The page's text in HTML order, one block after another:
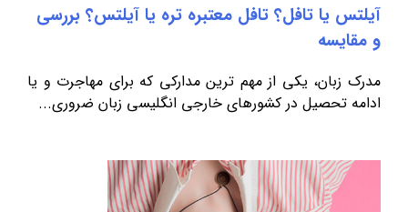
آیلتس یا تافل؟ تافل معتبره تره یا آیلتس؟ بررسی
و مقایسه
مدرک زبان، یکی از مهم ترین مدارکی که برای مهاجرت و یا
ادامه تحصیل در کشورهای خارجی انگلیسی زبان ضروری...